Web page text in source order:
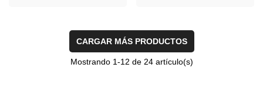
CARGAR MÁS PRODUCTOS
Mostrando 1-12 de 24 artículo(s)